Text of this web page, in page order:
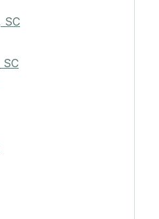
SC
SC